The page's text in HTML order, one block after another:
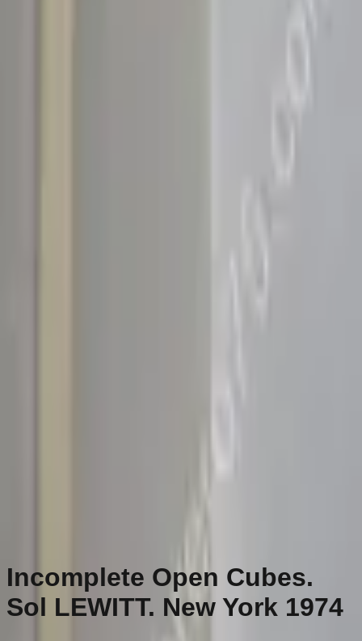
Incomplete Open Cubes.
Sol LEWITT. New York 1974